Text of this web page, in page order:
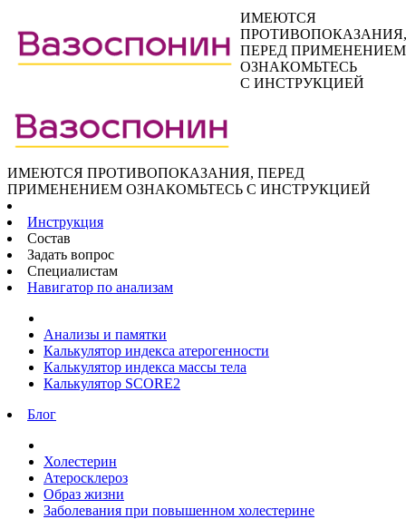
ИМЕЮТСЯ
ПРОТИВОПОКАЗАНИЯ,
ПЕРЕД ПРИМЕНЕНИЕМ
ОЗНАКОМЬТЕСЬ
С ИНСТРУКЦИЕЙ
ИМЕЮТСЯ ПРОТИВОПОКАЗАНИЯ, ПЕРЕД
ПРИМЕНЕНИЕМ ОЗНАКОМЬТЕСЬ С ИНСТРУКЦИЕЙ
Инструкция
Состав
Задать вопрос
Специалистам
Навигатор по анализам
Анализы и памятки
Калькулятор индекса атерогенности
Калькулятор индекса массы тела
Калькулятор SCORE2
Блог
Холестерин
Атеросклероз
Образ жизни
Заболевания при повышенном холестерине